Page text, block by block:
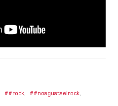
#rock, #nosgustaelrock,